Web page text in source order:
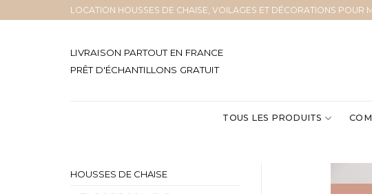
to
LOCATION HOUSSES DE CHAISE, VOILAGES ET DÉCORATIONS POUR
LIVRAISON PARTOUT EN FRANCE
PRÊT D'ÉCHANTILLONS GRATUIT
TOUS LES PRODUITS
HOUSSES DE CHAISE